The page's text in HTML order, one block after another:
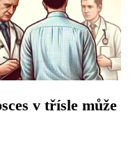
v třísle může